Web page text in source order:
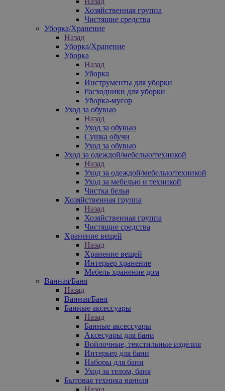
Хозяйственная группа
Чистящие средства
Уборка/Хранение
Назад
Уборка/Хранение
Уборка
Назад
Уборка
Инструменты для уборки
Расходники для уборки
Уборка-мусор
Уход за обувью
Назад
Уход за обувью
Сушка обучи
Уход за обувью
Уход за одеждой/мебелью/техникой
Назад
Уход за одеждой/мебелью/техникой
Уход за мебелью и техникой
Чистка белья
Хозяйственная группа
Назад
Хозяйственная группа
Чистящие средства
Хранение вещей
Назад
Хранение вещей
Интерьер хранение
Мебель хранение дом
Ванная/Баня
Назад
Ванная/Баня
Банные аксессуары
Назад
Банные аксессуары
Аксесуары для бани
Войлочные, текстильные изделия
Интерьер для бани
Наборы для бани
Уход за телом, баня
Бытовая техника ванная
Назад